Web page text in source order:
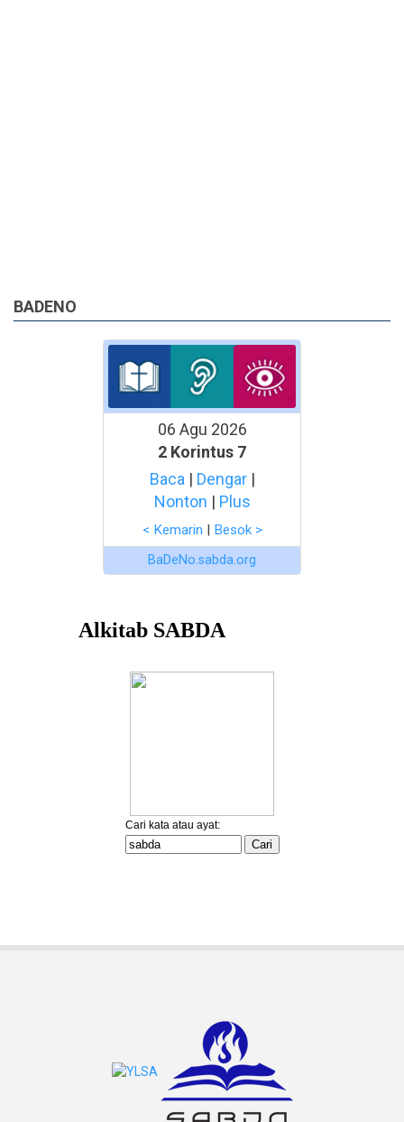
BADENO
06 Agu 2026
2 Korintus 7
Baca | Dengar|
Nonton | Plus
< Kemarin | Besok >
BaDeNo.sabda.org